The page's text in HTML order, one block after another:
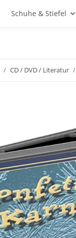
Schuhe & Stiefel
CD / DVD / Literatur